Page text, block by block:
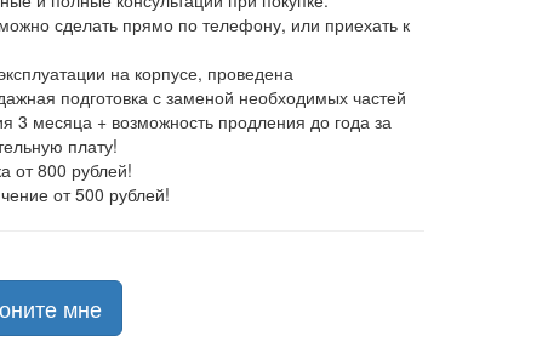
сделать прямо по телефону, или приехать к
на корпусе, проведена
подготовка с заменой необходимых частей
3 месяца + возможность продления до года за
плату!
от 800 рублей!
от 500 рублей!
мне